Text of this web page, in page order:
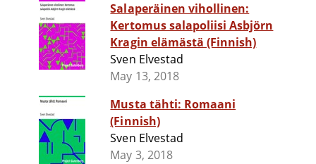
Salaperäinen vihollinen:
Kertomus salapoliisi Asbjörn
Kragin elämästä (Finnish)
Sven Elvestad
May 13, 2018
Musta tähti: Romaani
(Finnish)
Sven Elvestad
May 3, 2018